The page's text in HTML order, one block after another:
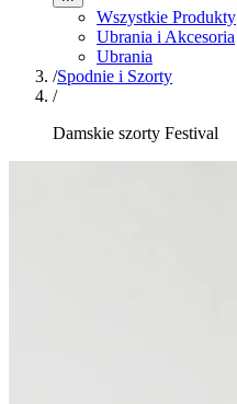
Wszystkie Produkty
Ubrania i Akcesoria
Ubrania
/Spodnie i Szorty
/
Damskie szorty Festival